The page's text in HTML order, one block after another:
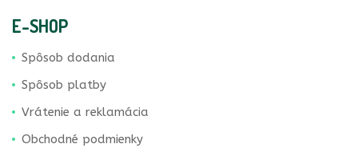
E-SHOP
Spôsob dodania
Spôsob platby
Vrátenie a reklamácia
Obchodné podmienky